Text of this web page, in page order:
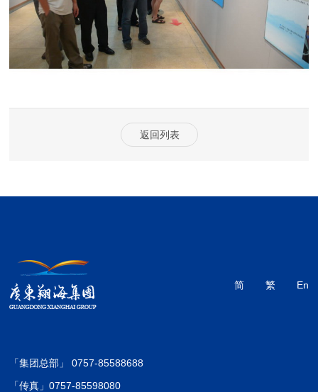
返回列表
简 繁 En
「集团总部」 0757-85588688
「传真」0757-85598080